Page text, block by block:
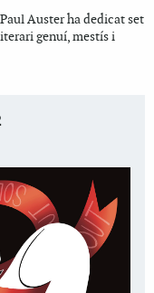
Auster ha dedicat set
genuí, mestís i